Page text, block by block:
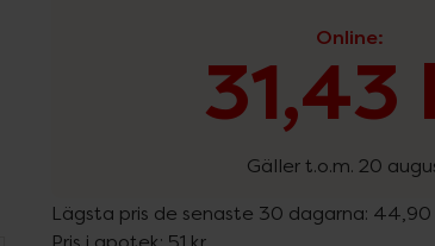
Online:
31,43
Gäller t.o.m. 20
Lägsta pris de senaste 30 dagarna: 44,90
Pris i apotek: 51 kr